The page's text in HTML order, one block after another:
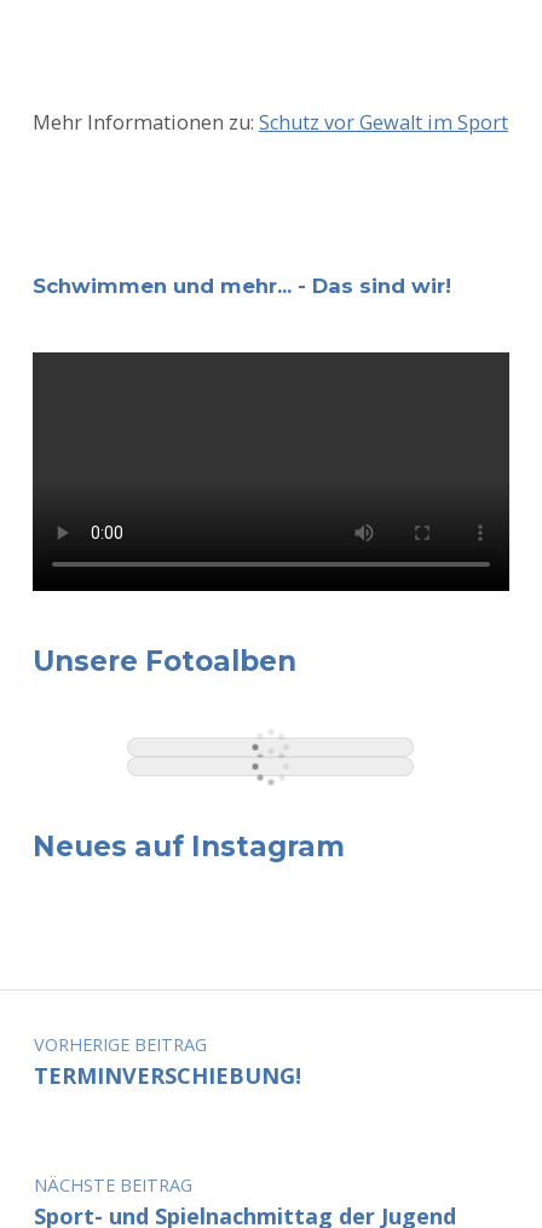
Mehr Informationen zu: Schutz vor Gewalt im Sport
Schwimmen und mehr... - Das sind wir!
Unsere Fotoalben
Neues auf Instagram
Beitragsnavigation
VORHERIGE BEITRAG
TERMINVERSCHIEBUNG!
NÄCHSTE BEITRAG
Sport- und Spielnachmittag der Jugend